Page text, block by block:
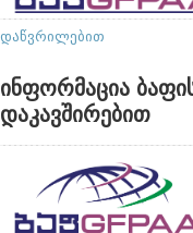
დაწვრილებით
ინფორმაცია
დაკავშირებით